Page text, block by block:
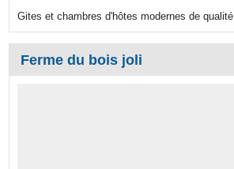
Gites et chambres d'hôtes modernes de qualité
Ferme du bois joli